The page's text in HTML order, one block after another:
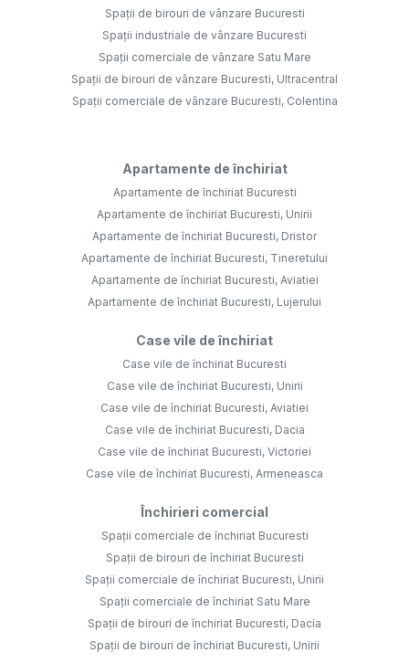
Spații de birouri de vânzare Bucuresti
Spații industriale de vânzare Bucuresti
Spații comerciale de vânzare Satu Mare
Spații de birouri de vânzare Bucuresti, Ultracentral
Spații comerciale de vânzare Bucuresti, Colentina
Apartamente de închiriat
Apartamente de închiriat Bucuresti
Apartamente de închiriat Bucuresti, Unirii
Apartamente de închiriat Bucuresti, Dristor
Apartamente de închiriat Bucuresti, Tineretului
Apartamente de închiriat Bucuresti, Aviatiei
Apartamente de închiriat Bucuresti, Lujerului
Case vile de închiriat
Case vile de închiriat Bucuresti
Case vile de închiriat Bucuresti, Unirii
Case vile de închiriat Bucuresti, Aviatiei
Case vile de închiriat Bucuresti, Dacia
Case vile de închiriat Bucuresti, Victoriei
Case vile de închiriat Bucuresti, Armeneasca
Închirieri comercial
Spații comerciale de închiriat Bucuresti
Spații de birouri de închiriat Bucuresti
Spații comerciale de închiriat Bucuresti, Unirii
Spații comerciale de închiriat Satu Mare
Spații de birouri de închiriat Bucuresti, Dacia
Spații de birouri de închiriat Bucuresti, Unirii